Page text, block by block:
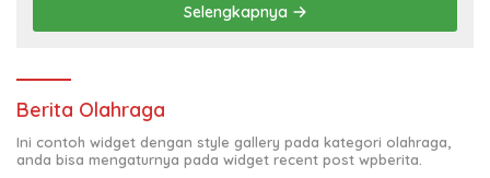
Selengkapnya
Berita Olahraga
Ini contoh widget dengan style gallery pada kategori olahraga,
anda bisa mengaturnya pada widget recent post wpberita.